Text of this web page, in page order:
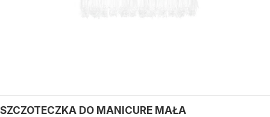
SZCZOTECZKA DO MANICURE MAŁA